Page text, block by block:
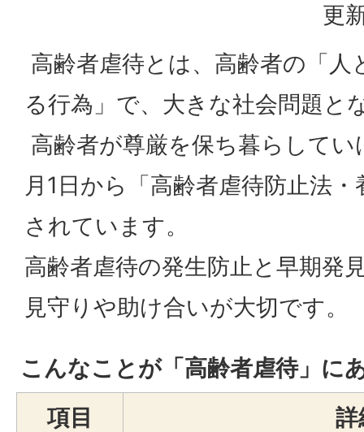
更
高齢者虐待とは、高齢者の「
る行為」で、大きな社会問題と
高齢者が尊厳を保ち暮らして
月1日から「高齢者虐待防止法
されています。
高齢者虐待の発生防止と早期発
見守りや助け合いが大切です。
こんなことが「高齢者虐待」に
項目
詳